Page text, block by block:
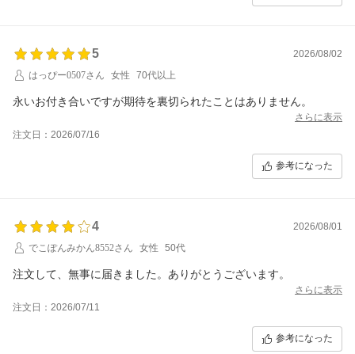
5
2026/08/02
はっぴー0507さん
女性 70代以上
永いお付き合いですが期待を裏切られたことはありません。
さらに表示
注文日：2026/07/16
参考になった
4
2026/08/01
でこぽんみかん8552さん
女性 50代
注文して、無事に届きました。ありがとうございます。
さらに表示
注文日：2026/07/11
参考になった